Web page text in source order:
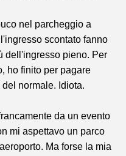
nel parcheggio a
scontato fanno
dell'ingresso pieno. Per
ho finito per pagare
normale. Idiota.
da un evento
mi aspettavo un parco
Ma forse la mia